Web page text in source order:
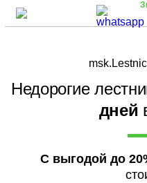
Недорогие
дней
С выгодой до